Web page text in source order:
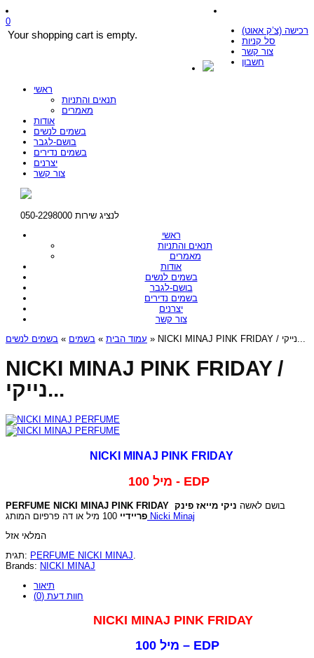
רכישה (צ’ק אאוט)
סל קניות
צור קשר
חשבון
0
Your shopping cart is empty.
ראשי
תנאים והתניות
מאמרים
אודות
בשמים לנשים
בושם-לגבר
בשמים נדירים
יצרנים
צור קשר
לנציג שירות 050-2298000
ראשי
תנאים והתניות
מאמרים
אודות
בשמים לנשים
בושם-לגבר
בשמים נדירים
יצרנים
צור קשר
עמוד הבית » בשמים » בשמים לנשים » NICKI MINAJ PINK FRIDAY / נייקי...
NICKI MINAJ PINK FRIDAY /
נייקי...
NICKI MINAJ PINK FRIDAY
100 מיל - EDP
PERFUME NICKI MINAJ PINK FRIDAY בושם לאשה ניקי מייאז פינק
פריידיי Nicki Minaj
המלאי אזל
תגית: PERFUME NICKI MINAJ.
Brands: NICKI MINAJ
תיאור
חוות דעת (0)
NICKI MINAJ PINK FRIDAY
100 מיל – EDP